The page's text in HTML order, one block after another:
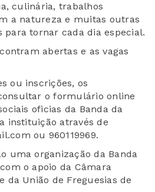
culinária, trabalhos
a natureza e muitas outras
para tornar cada dia especial.
abertas e as vagas
ou inscrições, os
o formulário online
oficias da Banda da
instituição através de
ou 960119969.
uma organização da Banda
o apoio da Câmara
da União de Freguesias de